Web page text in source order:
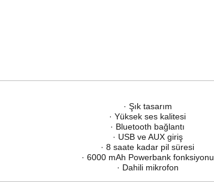
· Şık tasarım
· Yüksek ses kalitesi
· Bluetooth bağlantı
· USB ve AUX giriş
· 8 saate kadar pil süresi
· 6000 mAh Powerbank fonksiyonu
· Dahili mikrofon